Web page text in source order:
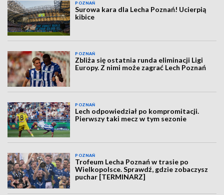
POZNAŃ
Surowa kara dla Lecha Poznań! Ucierpią
kibice
POZNAŃ
Zbliża się ostatnia runda eliminacji Ligi
Europy. Z nimi może zagrać Lech Poznań
POZNAŃ
Lech odpowiedział po kompromitacji.
Pierwszy taki mecz w tym sezonie
POZNAŃ
Trofeum Lecha Poznań w trasie po
Wielkopolsce. Sprawdź, gdzie zobaczysz
puchar [TERMINARZ]